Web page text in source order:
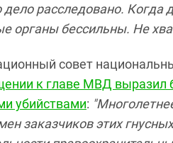
дело расследовано. Когда
органы бессильны. Не
совет
к главе МВД выразил
убийствами:
заказчиков этих